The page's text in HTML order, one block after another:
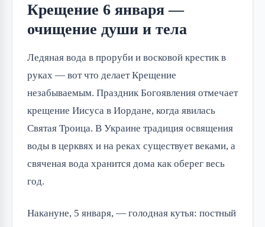
Крещение 6 января —
очищение души и тела
Ледяная вода в проруби и восковой крестик в
руках — вот что делает Крещение
незабываемым. Праздник Богоявления отмечает
крещение Иисуса в Иордане, когда явилась
Святая Троица. В Украине традиция освящения
воды в церквях и на реках существует веками, а
свяченая вода хранится дома как оберег весь
год.
Накануне, 5 января, — голодная кутья: постный